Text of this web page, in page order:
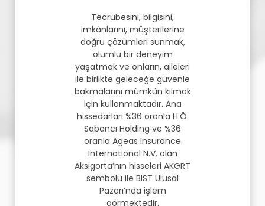
Tecrübesini, bilgisini,
imkânlarını, müşterilerine
doğru çözümleri sunmak,
olumlu bir deneyim
yaşatmak ve onların, aileleri
ile birlikte geleceğe güvenle
bakmalarını mümkün kılmak
için kullanmaktadır. Ana
hissedarları %36 oranla H.Ö.
Sabancı Holding ve %36
oranla Ageas Insurance
International N.V. olan
Aksigorta’nın hisseleri AKGRT
sembolü ile BIST Ulusal
Pazarı’nda işlem
görmektedir.